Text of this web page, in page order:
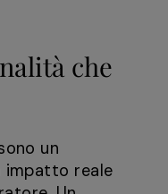
che
un
reale